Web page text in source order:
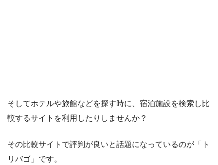
そしてホテルや旅館などを探す時に、宿泊施設を検索し比
較するサイトを利用したりしませんか？
その比較サイトで評判が良いと話題になっているのが「ト
リバゴ」です。